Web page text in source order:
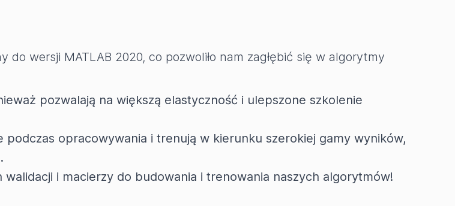
wersji MATLAB 2020, co pozwoliło nam zagłębić się w algorytmy
pozwalają na większą elastyczność i ulepszone szkolenie
opracowywania i trenują w kierunku szerokiej gamy wyników,
i macierzy do budowania i trenowania naszych algorytmów!